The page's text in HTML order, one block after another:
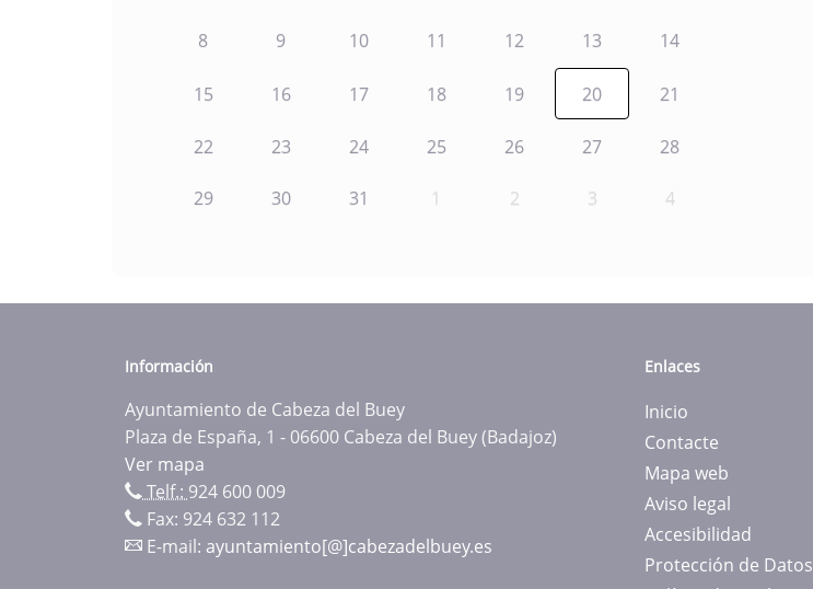
8 9 10 11 12 13 14
15 16 17 18 19 20 21
22 23 24 25 26 27 28
29 30 31 1 2 3 4
Información
Ayuntamiento de Cabeza del Buey
Plaza de España, 1 - 06600 Cabeza del Buey (Badajoz)
Ver mapa
Telf.: 924 600 009
Fax: 924 632 112
E-mail: ayuntamiento[@]cabezadelbuey.es
Enlaces
Inicio
Contacte
Mapa web
Aviso legal
Accesibilidad
Protección de Datos